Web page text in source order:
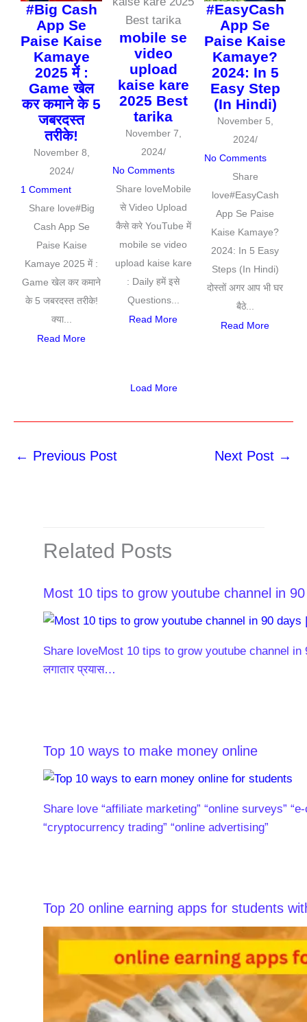
#Big Cash
App Se
Paise Kaise
Kamaye
2025 में :
Game खेल
कर कमाने के 5
जबरदस्त
तरीके!
November 8,
2024/
1 Comment
Share love#Big
Cash App Se
Paise Kaise
Kamaye 2025 में :
Game खेल कर कमाने
के 5 जबरदस्त तरीके!
क्या...
Read More
mobile se
video
upload
kaise kare
2025 Best
tarika
November 7,
2024/
No Comments
Share loveMobile
से Video Upload
कैसे करे YouTube में
mobile se video
upload kaise kare
: Daily हमें इसे
Questions...
Read More
#EasyCash
App Se
Paise Kaise
Kamaye?
2024: In 5
Easy Step
(In Hindi)
November 5,
2024/
No Comments
Share
love#EasyCash
App Se Paise
Kaise Kamaye?
2024: In 5 Easy
Steps (In Hindi)
दोस्तों अगर आप भी घर
बैठे...
Read More
Load More
← Previous Post Next Post →
Related Posts
Most 10 tips to grow youtube channel in
Share loveMost 10 tips to grow youtube channel in
लगातार प्रयास…
Top 10 ways to make money online
Share love “affiliate marketing” “online surveys”
“cryptocurrency trading” “online advertising”
Top 20 online earning apps for students